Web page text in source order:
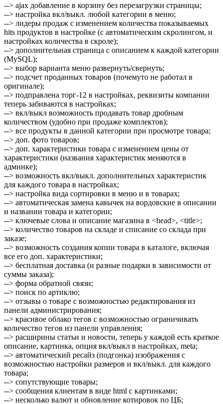
--> ajax добавление в корзину без перезагрузки страницы;
--> настройка вкл/выкл. любой категории в меню;
--> лидеры продаж с изменением количества показываемыx
hits продуктов в настройке (с автоматическим скролингом, и
настройках количества в скроле);
--> дополнительная страница с описанием к каждой категории
(MySQL);
--> выбор варианта меню развернуть/свернуть;
--> подсчет проданных товаров (почемуто не работал в
оригинале);
--> подправлена торг-12 в настройках, реквизиты компании
теперь забиваются в настройках;
--> вкл/выкл возможность продавать товар дробным
количеством (удобно при продаже комплектов);
--> все продукты в данной категории при просмотре товара;
--> доп. фото товаров;
--> доп. характеристики товара с изменением цены от
характеристики (названия характеристик меняются в
админке);
--> возможность вкл/выкл. дополнительных характеристик
для каждого товара в настройках;
--> настройка вида сортировки в меню и в товарах;
--> автоматическая замена кавычек на вордовские в описании
и названии товара и категории;
--> ключевые слова и описание магазина в <head>, <title>;
--> количество товаров на складе и списание со склада при
заказе;
--> возможность создания копии товара в каталоге, включая
все его доп. характеристики;
--> бесплатная доставка (и разные подарки в зависимости от
суммы заказа);
--> форма обратной связи;
--> поиск по артиклю;
--> отзывы о товаре с возможностью редактирования из
панели администрирования;
--> красивое облако тегов с возможностью ограничивать
количество тегов из панели управления;
--> расширины статьи и новости, теперь у каждой есть краткое
описание, картинка, опция вкл/выкл в настройках, meta;
--> автоматический ресайз (подгонка) изображения с
возможностью настройки размеров и вкл/выкл. для каждого
товара;
--> сопутствующие товары;
--> сообщения клиентам в виде html с картинками;
--> несколько валют и обновление котировок по ЦБ;